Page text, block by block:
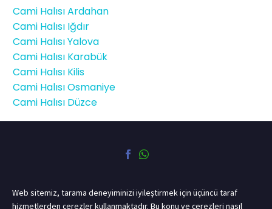
Cami Halısı Ardahan
Cami Halısı Iğdır
Cami Halısı Yalova
Cami Halısı Karabük
Cami Halısı Kilis
Cami Halısı Osmaniye
Cami Halısı Düzce
Web sitemiz, tarama deneyiminizi iyileştirmek için üçüncü taraf
hizmetlerden çerezler kullanmaktadır. Bu konu ve çerezleri nasıl